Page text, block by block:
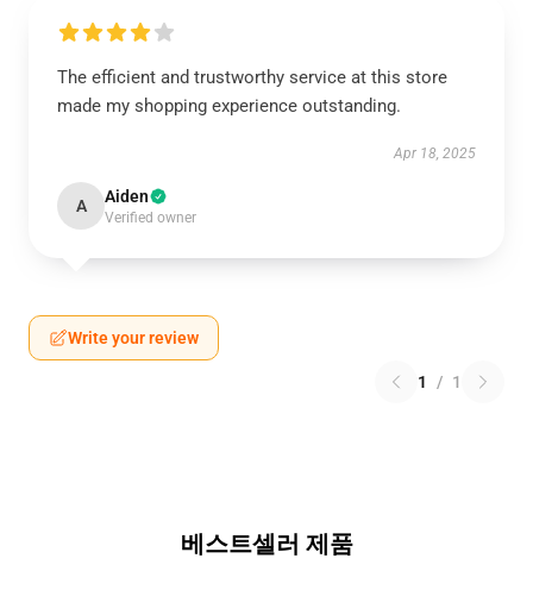
The efficient and trustworthy service at this store
made my shopping experience outstanding.
Apr 18, 2025
A Aiden
Verified owner
Write your review
1 / 1
베스트셀러 제품